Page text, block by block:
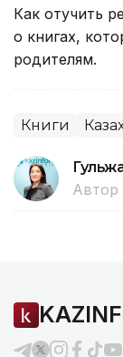
Как отучить
о книгах,
родителям.
Книги
Автор